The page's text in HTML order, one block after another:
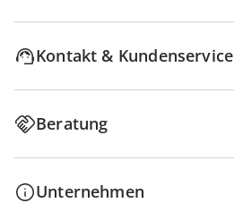
Kontakt & Kundenservice
Beratung
Unternehmen